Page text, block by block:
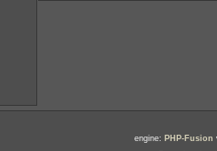
engine: PHP-Fusion